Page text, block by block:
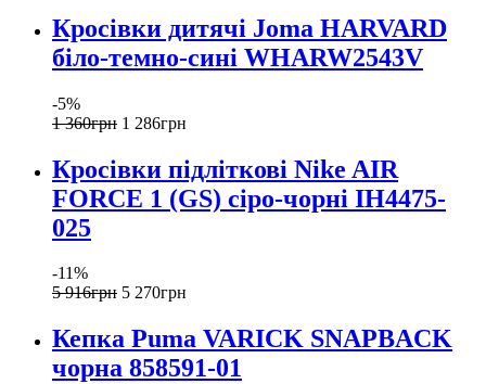
Кросівки дитячі Joma HARVARD
біло-темно-сині WHARW2543V
-5%
1 360грн 1 286грн
Кросівки підліткові Nike AIR
FORCE 1 (GS) сіро-чорні IH4475-
025
-11%
5 916грн 5 270грн
Кепка Puma VARICK SNAPBACK
чорна 858591-01